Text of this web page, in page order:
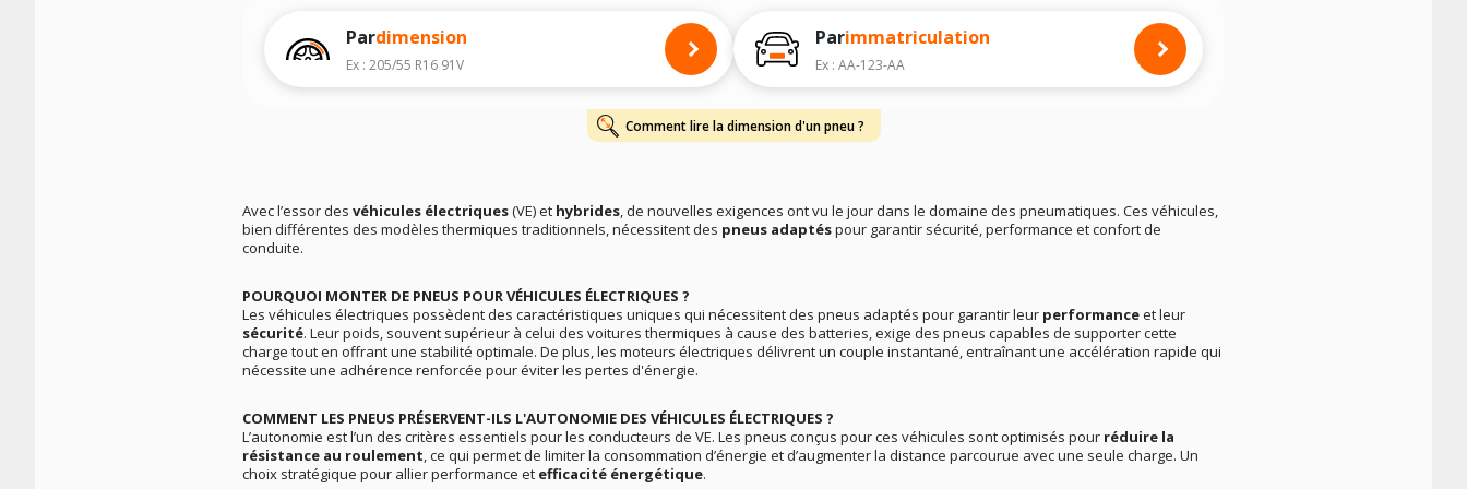
Pardimension
Ex : 205/55 R16 91V
Parimmatriculation
Ex : AA-123-AA
Comment lire la dimension d'un pneu ?
Avec l’essor des véhicules électriques(VE) et hybrides, de nouvelles exigences ont vu le jour dans le domaine des pneumatiques. Ces véhicules,
bien différentes des modèles thermiques traditionnels, nécessitent des pneus adaptéspour garantir sécurité, performance et confort de
conduite.
POURQUOI MONTER DE PNEUS POUR VÉHICULES ÉLECTRIQUES ?
Les véhicules électriques possèdent des caractéristiques uniques qui nécessitent des pneus adaptés pour garantir leur performanceet leur
sécurité. Leur poids, souvent supérieur à celui des voitures thermiques à cause des batteries, exige des pneus capables de supporter cette
charge tout en offrant une stabilité optimale. De plus, les moteurs électriques délivrent un couple instantané, entraînant une accélération rapide qui
nécessite une adhérence renforcée pour éviter les pertes d'énergie.
COMMENT LES PNEUS PRÉSERVENT-ILS L'AUTONOMIE DES VÉHICULES ÉLECTRIQUES ?
L’autonomie est l’un des critères essentiels pour les conducteurs de VE. Les pneus conçus pour ces véhicules sont optimisés pour réduire la
résistance au roulement, ce qui permet de limiter la consommation d’énergie et d’augmenter la distance parcourue avec une seule charge. Un
choix stratégique pour allier performance et efficacité énergétique.